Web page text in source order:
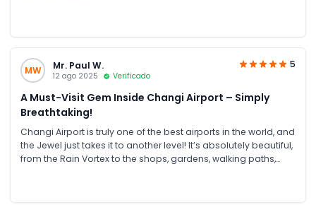
MW Mr. Paul W.
12 ago 2025 Verificado
5
A Must-Visit Gem Inside Changi Airport – Simply
Breathtaking!
Changi Airport is truly one of the best airports in the world, and
the Jewel just takes it to another level! It’s absolutely beautiful,
from the Rain Vortex to the shops, gardens, walking paths,